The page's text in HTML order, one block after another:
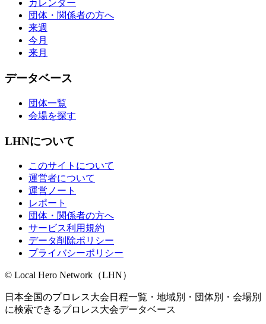
カレンダー
団体・関係者の方へ
来週
今月
来月
データベース
団体一覧
会場を探す
LHNについて
このサイトについて
運営者について
運営ノート
レポート
団体・関係者の方へ
サービス利用規約
データ削除ポリシー
プライバシーポリシー
© Local Hero Network（LHN）
日本全国のプロレス大会日程一覧・地域別・団体別・会場別
に検索できるプロレス大会データベース